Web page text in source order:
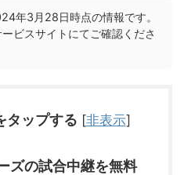
年3月28日時点の情報です。
ビスサイトにてご確認くださ
タップする [非表示]
ズの試合中継を無料